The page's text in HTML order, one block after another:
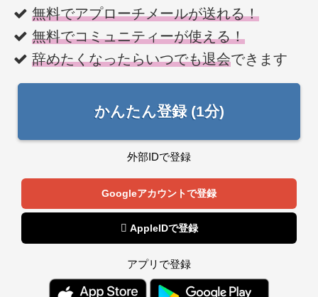
無料でアプローチメールが送れる！
無料でコミュニティーが使える！
辞めたくなったらいつでも退会できます
かんたん登録 (1分)
外部IDで登録
Googleアカウントで登録
 AppleIDで登録
アプリで登録